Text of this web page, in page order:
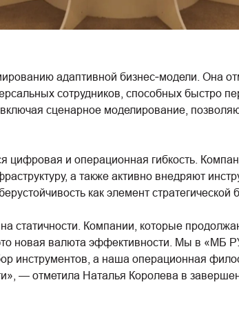
адаптивной бизнес‑модели. Она
сотрудников, способных быстро
сценарное моделирование,
и операционная гибкость.
а также активно внедряют
как элемент стратегической
статичности. Компании, которые
новая валюта эффективности. Мы в «МБ
инструментов, а наша операционная
— отметила Наталья Королева в